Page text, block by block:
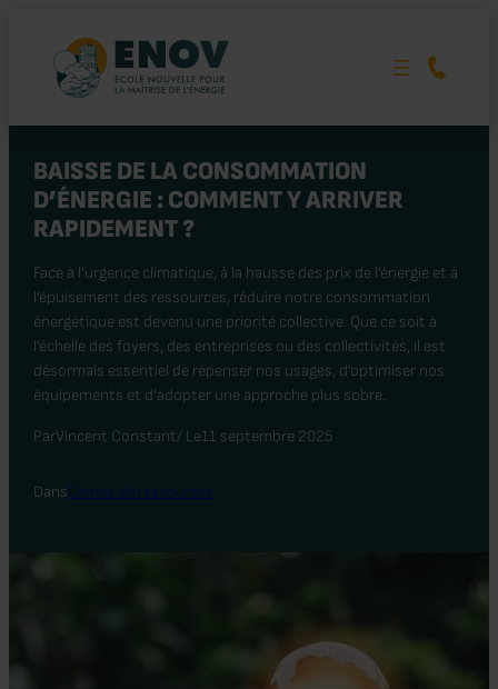
contenu
BAISSE DE LA CONSOMMATION
D’ÉNERGIE : COMMENT Y ARRIVER
RAPIDEMENT ?
Face à l’urgence climatique, à la hausse des prix de l’énergie et à
l’épuisement des ressources, réduire notre consommation
énergétique est devenu une priorité collective. Que ce soit à
l’échelle des foyers, des entreprises ou des collectivités, il est
désormais essentiel de repenser nos usages, d’optimiser nos
équipements et d’adopter une approche plus sobre.
ParVincent Constant/ Le11 septembre 2025
DansCentre de ressources